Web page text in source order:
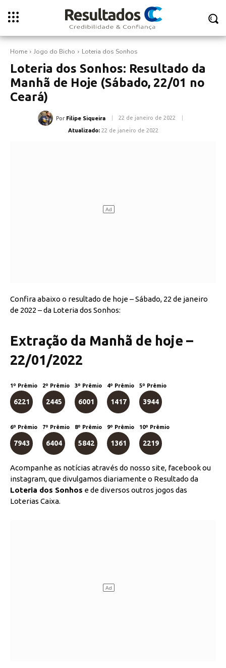
Home Jogo do Bicho Loteria dos Sonhos
Loteria dos Sonhos: Resultado da
Manhã de Hoje (Sábado, 22/01 no
Ceará)
Por Filipe Siqueira 22 de janeiro de 2022
Atualizado: 22 de janeiro de 2022
Confira abaixo o resultado de hoje – Sábado, 22 de janeiro
de 2022 – da Loteria dos Sonhos:
Extração da Manhã de hoje –
22/01/2022
1º Prêmio
6221
2º Prêmio
2445
3º Prêmio
6001
4º Prêmio
1417
5º Prêmio
3944
6º Prêmio
7943
7º Prêmio
6404
8º Prêmio
5842
9º Prêmio
1361
10º Prêmio
2219
Acompanhe as notícias através do nosso site, facebook ou
instagram, que divulgamos diariamente o Resultado da
Loteria dos Sonhos e de diversos outros jogos das
Loterias Caixa.